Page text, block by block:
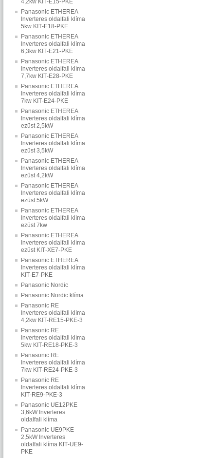
4,2kw KIT‐E15‐PKE
Panasonic ETHEREA
Inverteres oldalfali klíma
5kw KIT‐E18‐PKE
Panasonic ETHEREA
Inverteres oldalfali klíma
6,3kw KIT‐E21‐PKE
Panasonic ETHEREA
Inverteres oldalfali klíma
7,7kw KIT‐E28‐PKE
Panasonic ETHEREA
Inverteres oldalfali klíma
7kw KIT‐E24‐PKE
Panasonic ETHEREA
Inverteres oldalfali klíma
ezüst 2,5kW
Panasonic ETHEREA
Inverteres oldalfali klíma
ezüst 3,5kW
Panasonic ETHEREA
Inverteres oldalfali klíma
ezüst 4,2kW
Panasonic ETHEREA
Inverteres oldalfali klíma
ezüst 5kW
Panasonic ETHEREA
Inverteres oldalfali klíma
ezüst 7kw
Panasonic ETHEREA
Inverteres oldalfali klíma
ezüst KIT‐XE7‐PKE
Panasonic ETHEREA
Inverteres oldalfali klíma
KIT‐E7‐PKE
Panasonic Nordic
Panasonic Nordic klíma
Panasonic RE
Inverteres oldalfali klíma
4,2kw KIT‐RE15‐PKE‐3
Panasonic RE
Inverteres oldalfali klíma
5kw KIT‐RE18‐PKE‐3
Panasonic RE
Inverteres oldalfali klíma
7kw KIT‐RE24‐PKE‐3
Panasonic RE
Inverteres oldalfali klíma
KIT‐RE9‐PKE‐3
Panasonic UE12PKE
3,6kW Inverteres
oldalfali klíma
Panasonic UE9PKE
2,5kW Inverteres
oldalfali klíma KIT‐UE9‐
PKE